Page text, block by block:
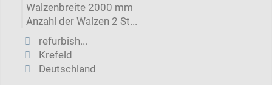
Walzenbreite 2000 mm
Anzahl der Walzen 2 St...
refurbish...
Krefeld
Deutschland